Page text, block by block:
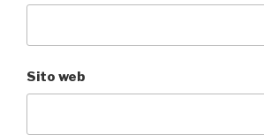
Sito web